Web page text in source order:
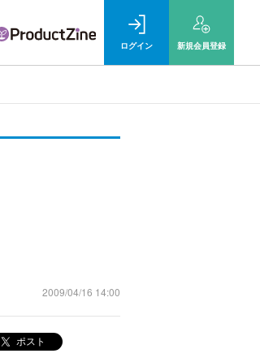
ログイン 新規会員登録
2009/04/16 14:00
ポスト